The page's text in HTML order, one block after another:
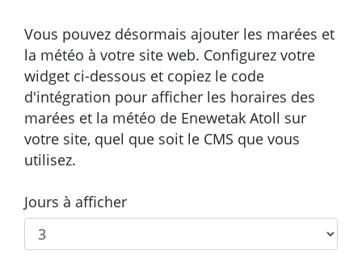
Vous pouvez désormais ajouter les marées et
la météo à votre site web. Configurez votre
widget ci-dessous et copiez le code
d'intégration pour afficher les horaires des
marées et la météo de Enewetak Atoll sur
votre site, quel que soit le CMS que vous
utilisez.
Jours à afficher